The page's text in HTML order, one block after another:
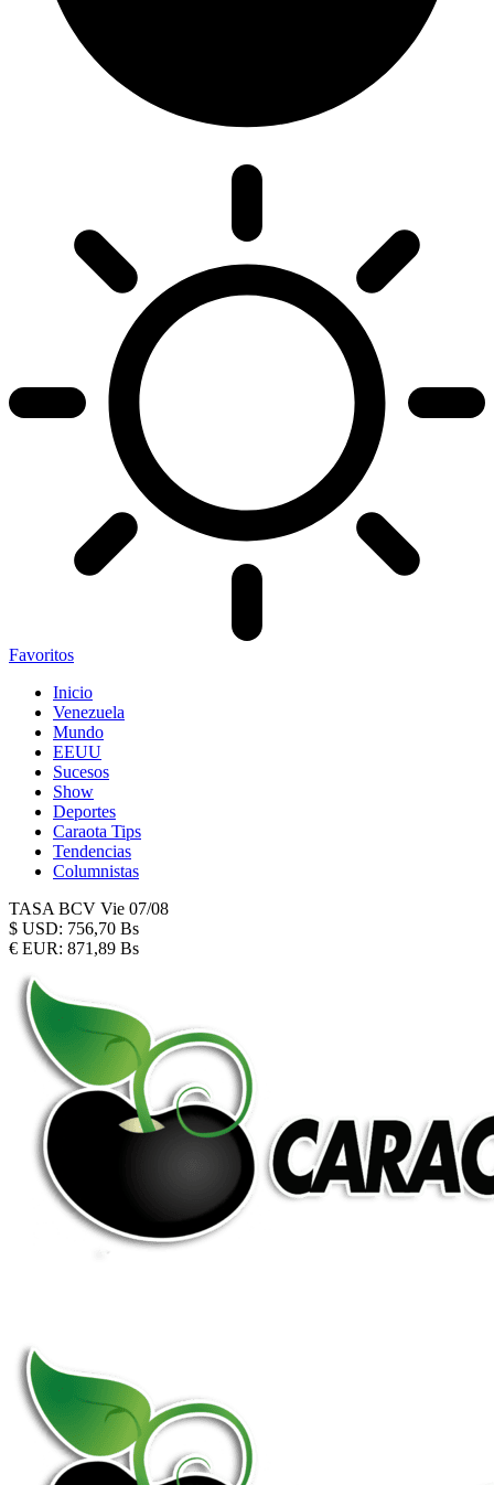
Favoritos
Inicio
Venezuela
Mundo
EEUU
Sucesos
Show
Deportes
Caraota Tips
Tendencias
Columnistas
TASA BCV Vie 07/08
$ USD: 756,70 Bs
€ EUR: 871,89 Bs